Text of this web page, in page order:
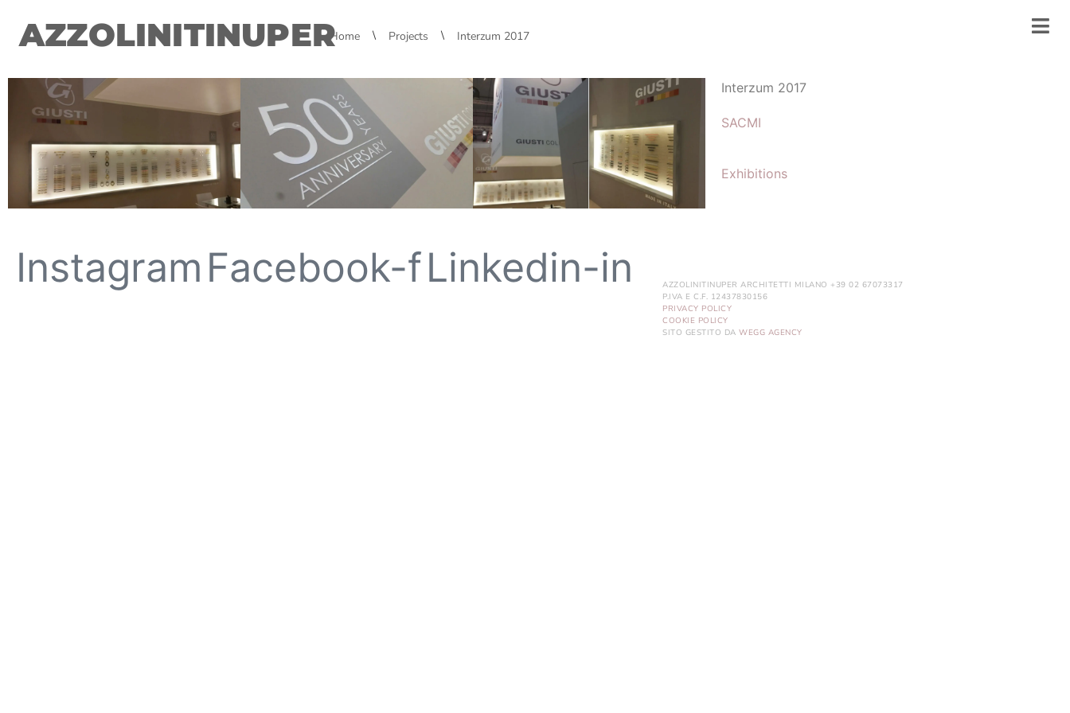
AZZOLINITINUPERHome \ Projects \ Interzum 2017
Interzum 2017
SACMI
Exhibitions
Instagram Facebook-fLinkedin-in
AZZOLINITINUPER ARCHITETTI MILANO +39 02 67073317
P.IVA E C.F. 12437830156
PRIVACY POLICY
COOKIE POLICY
SITO GESTITO DAWEGG AGENCY